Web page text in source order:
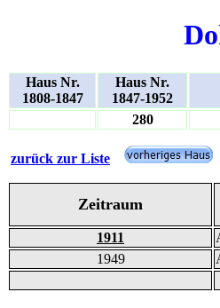
Haus Nr.
1808-1847
Haus Nr.
1847-1952
280
zurück zur Liste
Zeitraum
1911
1949